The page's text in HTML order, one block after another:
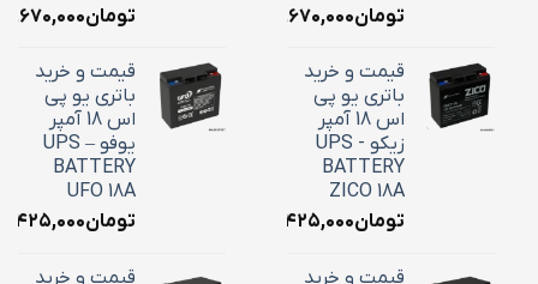
تومان۱۰,۶۷۰,۰۰۰
قیمت و خرید
باتری یو پی
اس 18 آمپر
زیکو - UPS
BATTERY
ZICO 18A
تومان۷,۴۲۵,۰۰۰
قیمت و خرید
تومان۱۰,۶۷۰,۰۰۰
قیمت و خرید
باتری یو پی
اس 18 آمپر
یوفو – UPS
BATTERY
UFO 18A
تومان
قیمت و خرید